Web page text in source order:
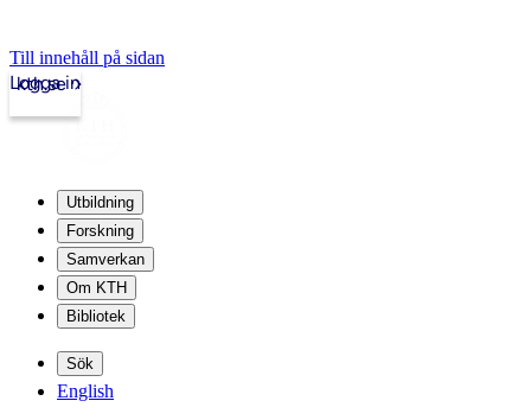
Till innehåll på sidan
kth.se
Logga in
Utbildning
Forskning
Samverkan
Om KTH
Bibliotek
Sök
English